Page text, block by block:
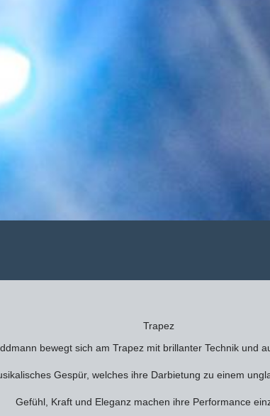
Trapez
bewegt sich am Trapez mit brillanter Technik und
Gespür, welches ihre Darbietung zu einem
Gefühl, Kraft und Eleganz machen ihre Performance